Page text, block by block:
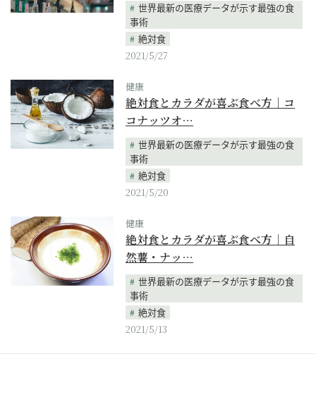
世界最新の医療データが示す最強の食
事術
絶対食
2021/5/27
健康
絶対食とカラダが喜ぶ食べ方｜コ
コナッツオ…
世界最新の医療データが示す最強の食
事術
絶対食
2021/5/20
健康
絶対食とカラダが喜ぶ食べ方｜自
然薯・ナッ…
世界最新の医療データが示す最強の食
事術
絶対食
2021/5/13